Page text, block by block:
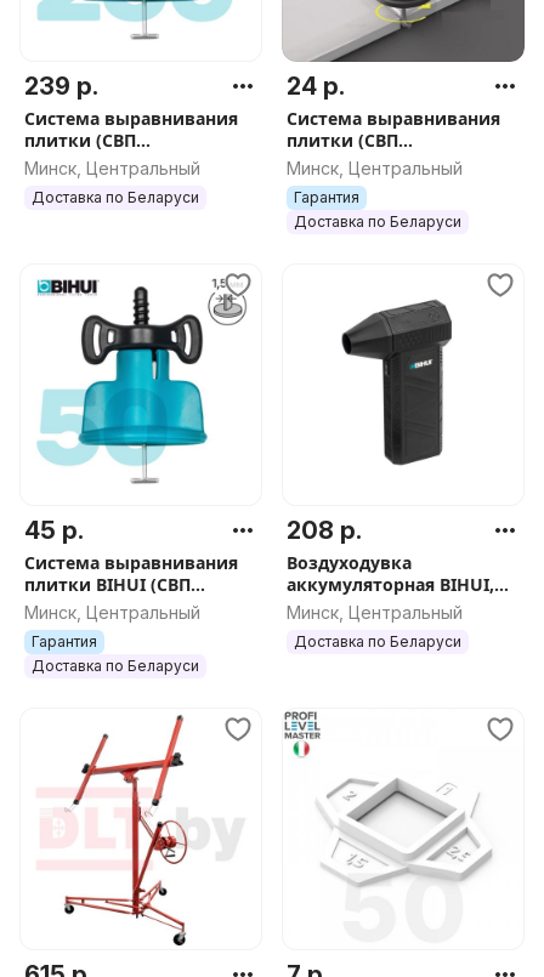
239 р.
Система выравнивания
плитки (СВП
многоразовая) BIHUI 1,5
мм, 250 шт., арт.TSL250
Минск, Центральный
Доставка по Беларуси
24 р.
Система выравнивания
плитки (СВП
многоразовая) DLT 1,5мм,
50шт арт.0961
Минск, Центральный
Гарантия
Доставка по Беларуси
45 р.
Система выравнивания
плитки BIHUI (СВП
многоразовая), 1,5мм,
50шт, арт.TSL50
Минск, Центральный
Гарантия
Доставка по Беларуси
208 р.
Воздуходувка
аккумуляторная BIHUI,
арт.BPG22
Минск, Центральный
Доставка по Беларуси